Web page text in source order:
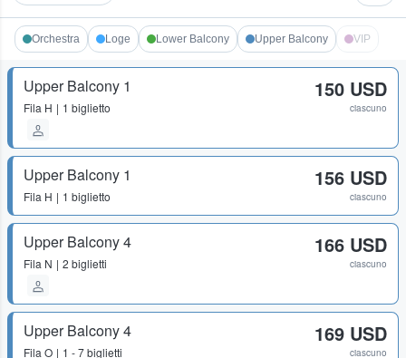
Orchestra Loge Lower Balcony Upper Balcony VIP
Upper Balcony 1
Fila H 1 biglietto
150 USD
ciascuno
Upper Balcony 1
Fila H 1 biglietto
156 USD
ciascuno
Upper Balcony 4
Fila N 2 biglietti
166 USD
ciascuno
Upper Balcony 4
Fila O 1 - 7 biglietti
169 USD
ciascuno